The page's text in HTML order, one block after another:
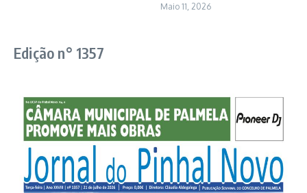
Maio 11, 2026
Edição n° 1357